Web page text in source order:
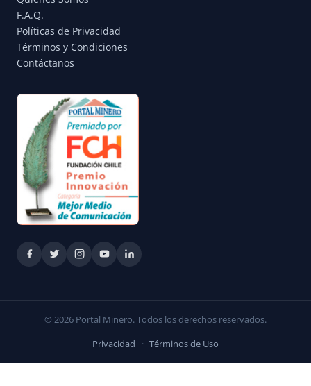
F.A.Q.
Políticas de Privacidad
Términos y Condiciones
Contáctanos
© 2026 Portal Minero. Todos los derechos reservados.
Privacidad · Términos de Uso